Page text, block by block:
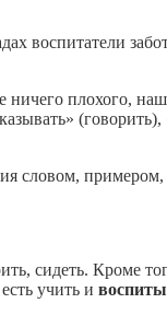
воспитатели
ничего плохого,
словом,
сидеть. Кроме
учить и